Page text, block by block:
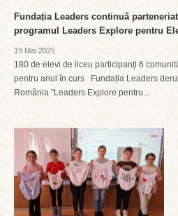
Fundația Leaders continuă
programul Leaders Explore pentru
19 Mai 2025
180 de elevi de liceu participanți 6
pentru anul în curs Fundația Leaders
România ”Leaders Explore pentru...